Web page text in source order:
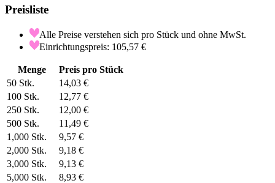
Preisliste
Alle Preise verstehen sich pro Stück und ohne MwSt.
Einrichtungspreis: 105,57 €
Menge
Preis pro Stück
50 Stk.
14,03 €
100 Stk.
12,77 €
250 Stk.
12,00 €
500 Stk.
11,49 €
1,000 Stk.
9,57 €
2,000 Stk.
9,18 €
3,000 Stk.
9,13 €
5,000 Stk.
8,93 €